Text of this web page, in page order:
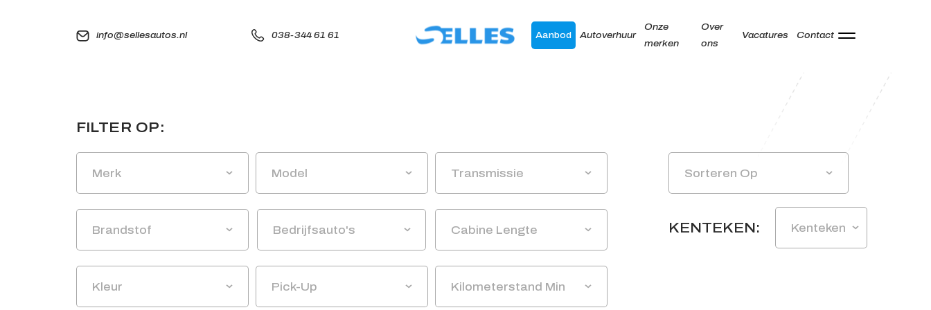
info@sellesautos.nl 038-344 61 61 Aanbod Autoverhuur
Onze
merken
Over
ons
Vacatures Contact
Aanbod
Autoverhuur
Onze merken
Diensten
Werkplaats
Over ons
Ma -
9:00 - 18:00
FILTER OP:
Merk Model Transmissie
Brandstof Bedrijfsauto's Cabine Lengte
Kleur Pick-Up Kilometerstand Min
Sorteren Op
KENTEKEN: Kenteken